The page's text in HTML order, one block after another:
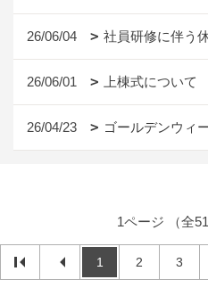
26/06/04 社員研修に伴う
26/06/01 上棟式について
26/04/23 ゴールデンウィ
1ページ （全
1 2 3